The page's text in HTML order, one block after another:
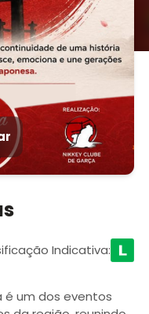
Indicativa:
é um dos eventos